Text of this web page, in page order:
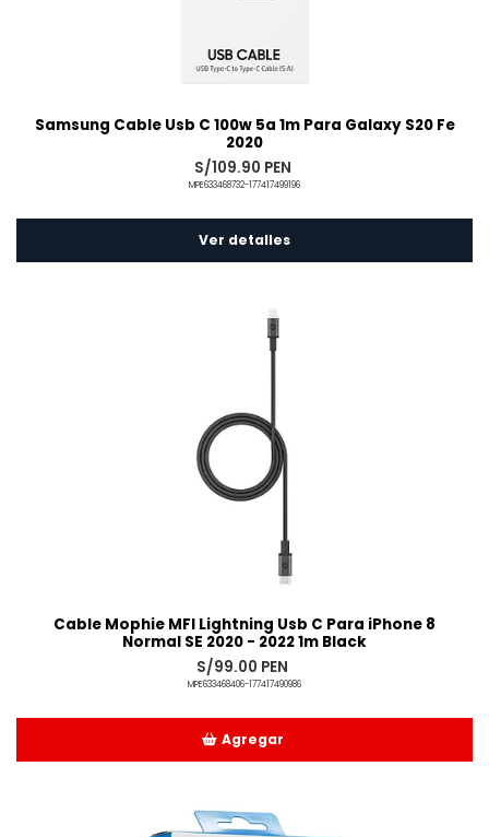
Samsung Cable Usb C 100w 5a 1m Para Galaxy S20 Fe
2020
S/109.90 PEN
MPE633468732-177417499196
Ver detalles
Cable Mophie MFI Lightning Usb C Para iPhone 8
Normal SE 2020 - 2022 1m Black
S/99.00 PEN
MPE633468406-177417490986
Agregar